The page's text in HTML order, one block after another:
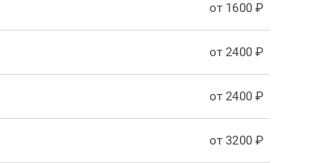
от 1600 ₽
от 2400 ₽
от 2400 ₽
от 3200 ₽